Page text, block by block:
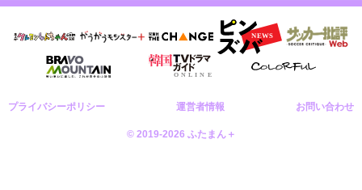
プライバシーポリシー 運営者情報 お問い合わせ
© 2019-2026 ふたまん＋